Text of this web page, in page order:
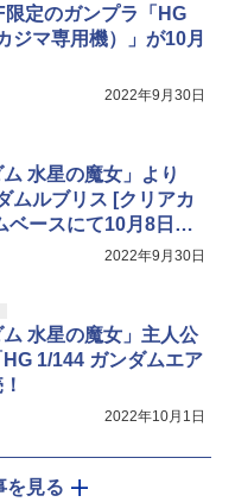
定のガンプラ「HG
ジマ専用機）」が10月
2022年9月30日
ム 水星の魔女」より
ムルブリス [クリアカ
ベースにて10月8日に
2022年9月30日
ム 水星の魔女」主人公
1/144 ガンダムエア
2022年10月1日
を見る